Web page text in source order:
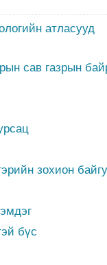
атласууд
сав газрын
зохион
бүс